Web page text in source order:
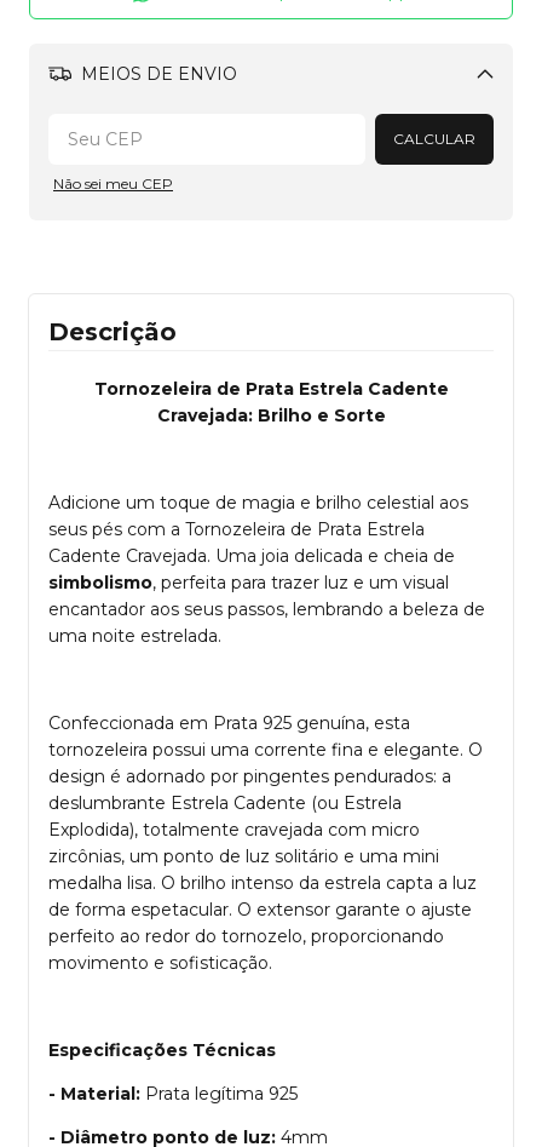
MEIOS DE ENVIO
Alterar CEP
CALCULAR
Não sei meu CEP
Descrição
Tornozeleira de Prata Estrela Cadente
Cravejada: Brilho e Sorte
Adicione um toque de magia e brilho celestial aos
seus pés com a Tornozeleira de Prata Estrela
Cadente Cravejada. Uma joia delicada e cheia de
simbolismo, perfeita para trazer luz e um visual
encantador aos seus passos, lembrando a beleza de
uma noite estrelada.
Confeccionada em Prata 925 genuína, esta
tornozeleira possui uma corrente fina e elegante. O
design é adornado por pingentes pendurados: a
deslumbrante Estrela Cadente (ou Estrela
Explodida), totalmente cravejada com micro
zircônias, um ponto de luz solitário e uma mini
medalha lisa. O brilho intenso da estrela capta a luz
de forma espetacular. O extensor garante o ajuste
perfeito ao redor do tornozelo, proporcionando
movimento e sofisticação.
Especificações Técnicas
- Material: Prata legítima 925
- Diâmetro ponto de luz: 4mm